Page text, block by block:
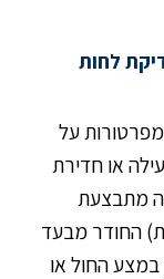
לחות
על
או חדירת
מתבצעת
החודר מבעד
במצע החול או